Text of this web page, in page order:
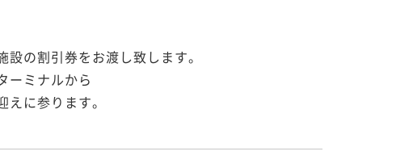
の割引券をお渡し致します。
ーミナルから
に参ります。